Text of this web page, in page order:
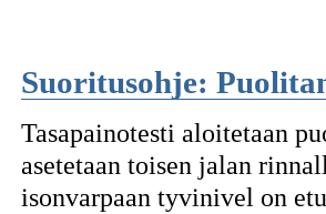
Suoritusohje:
Tasapainotesti aloitetaan
asetetaan toisen jalan
isonvarpaan tyvinivel on